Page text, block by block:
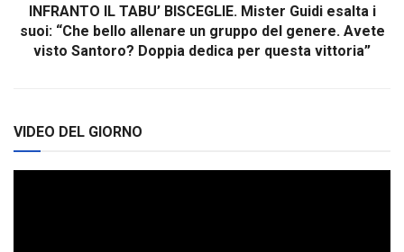
INFRANTO IL TABU’ BISCEGLIE. Mister Guidi esalta i
suoi: “Che bello allenare un gruppo del genere. Avete
visto Santoro? Doppia dedica per questa vittoria”
VIDEO DEL GIORNO